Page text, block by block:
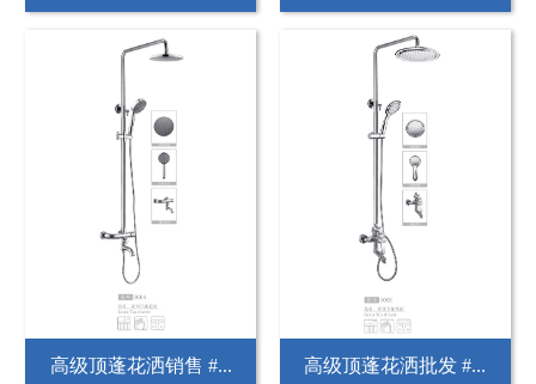
高级顶蓬花洒销售 #... 高级顶蓬花洒批发 #...